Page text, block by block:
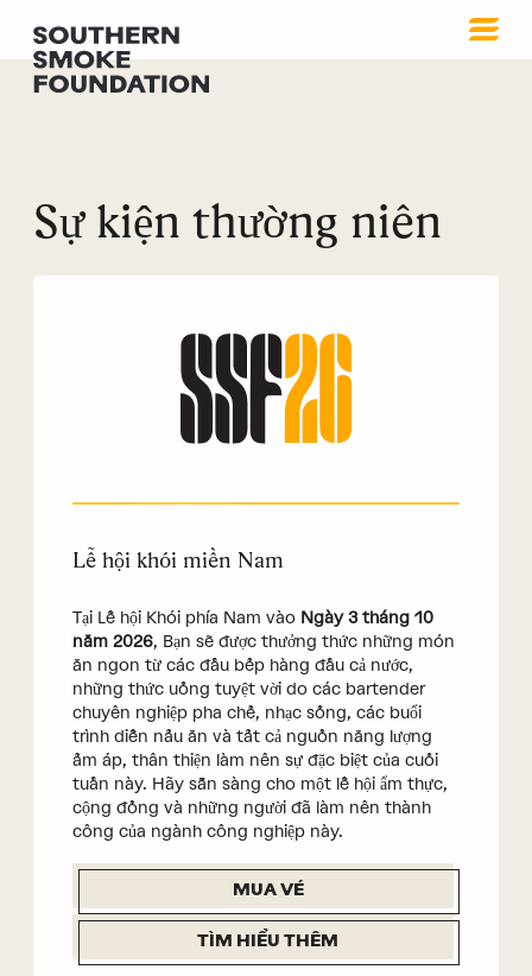
Sự kiện thường niên
Lễ hội khói miền Nam
Tại Lễ hội Khói phía Nam vào Ngày 3 tháng 10
năm 2026, Bạn sẽ được thưởng thức những món
ăn ngon từ các đầu bếp hàng đầu cả nước,
những thức uống tuyệt vời do các bartender
chuyên nghiệp pha chế, nhạc sống, các buổi
trình diễn nấu ăn và tất cả nguồn năng lượng
ấm áp, thân thiện làm nên sự đặc biệt của cuối
tuần này. Hãy sẵn sàng cho một lễ hội ẩm thực,
cộng đồng và những người đã làm nên thành
công của ngành công nghiệp này.
MUA VÉ
TÌM HIỂU THÊM